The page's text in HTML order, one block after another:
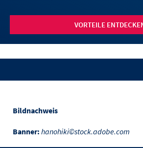
VORTEILE
Bildnachweis
Banner: hanohiki©stock.adobe.com